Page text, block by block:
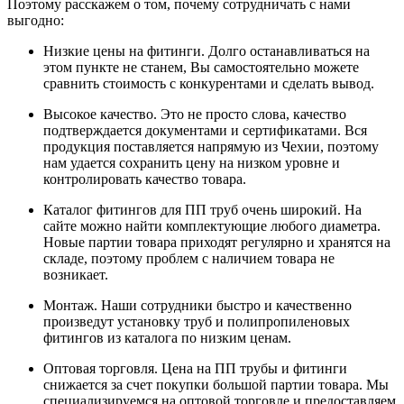
Поэтому расскажем о том, почему сотрудничать с нами
выгодно:
Низкие цены на фитинги. Долго останавливаться на
этом пункте не станем, Вы самостоятельно можете
сравнить стоимость с конкурентами и сделать вывод.
Высокое качество. Это не просто слова, качество
подтверждается документами и сертификатами. Вся
продукция поставляется напрямую из Чехии, поэтому
нам удается сохранить цену на низком уровне и
контролировать качество товара.
Каталог фитингов для ПП труб очень широкий. На
сайте можно найти комплектующие любого диаметра.
Новые партии товара приходят регулярно и хранятся на
складе, поэтому проблем с наличием товара не
возникает.
Монтаж. Наши сотрудники быстро и качественно
произведут установку труб и полипропиленовых
фитингов из каталога по низким ценам.
Оптовая торговля. Цена на ПП трубы и фитинги
снижается за счет покупки большой партии товара. Мы